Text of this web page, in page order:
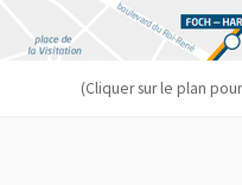
(Cliquer sur le plan